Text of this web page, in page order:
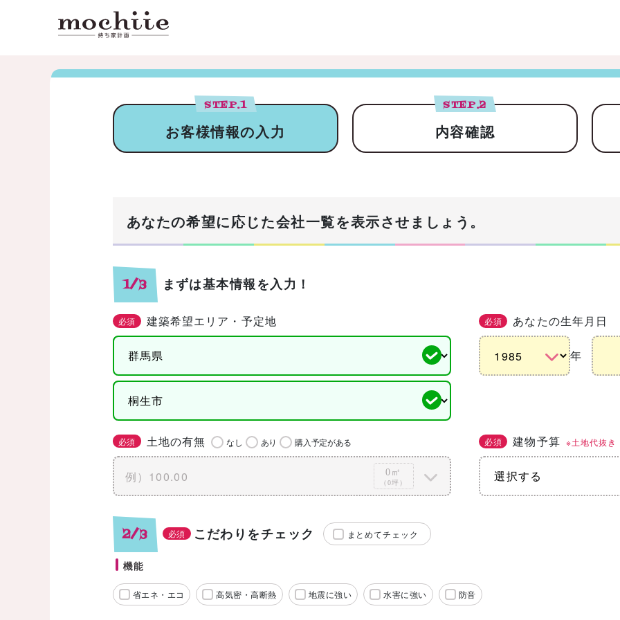
STEP.1
お客様情報の入力
STEP.2
内容確認
あなたの希望に応じた会社一覧を表示させましょう。
1/3 まずは基本情報を入力！
必須 建築希望エリア・予定地 必須 あなたの生年月日
年
必須 土地の有無 なし あり 購入予定がある
0㎡
（0坪）
必須 建物予算 ※土地代抜き
2/3 必須 こだわりをチェック まとめてチェック
機能
省エネ・エコ 高気密・高断熱 地震に強い 水害に強い 防音